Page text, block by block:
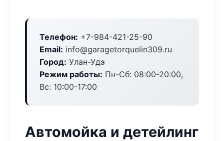
Телефон: +7-984-421-25-90
Email: info@garagetorquelin309.ru
Город: Улан-Удэ
Режим работы: Пн-Сб: 08:00-20:00,
Вс: 10:00-17:00
Автомойка и детейлинг